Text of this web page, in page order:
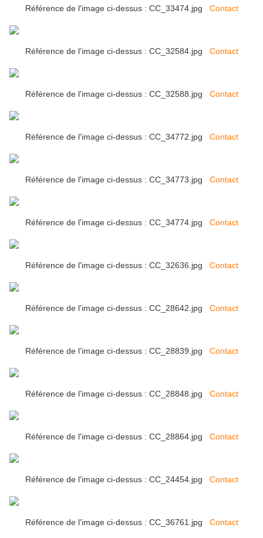
Référence de l'image ci-dessus : CC_33474.jpg Contact
Référence de l'image ci-dessus : CC_32584.jpg Contact
Référence de l'image ci-dessus : CC_32588.jpg Contact
Référence de l'image ci-dessus : CC_34772.jpg Contact
Référence de l'image ci-dessus : CC_34773.jpg Contact
Référence de l'image ci-dessus : CC_34774.jpg Contact
Référence de l'image ci-dessus : CC_32636.jpg Contact
Référence de l'image ci-dessus : CC_28642.jpg Contact
Référence de l'image ci-dessus : CC_28839.jpg Contact
Référence de l'image ci-dessus : CC_28848.jpg Contact
Référence de l'image ci-dessus : CC_28864.jpg Contact
Référence de l'image ci-dessus : CC_24454.jpg Contact
Référence de l'image ci-dessus : CC_36761.jpg Contact